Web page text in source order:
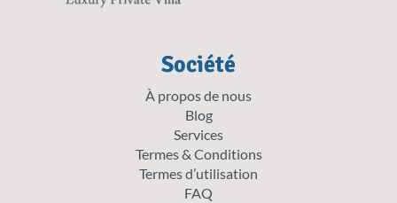
Société
À propos de nous
Blog
Services
Termes & Conditions
Termes d’utilisation
FAQ